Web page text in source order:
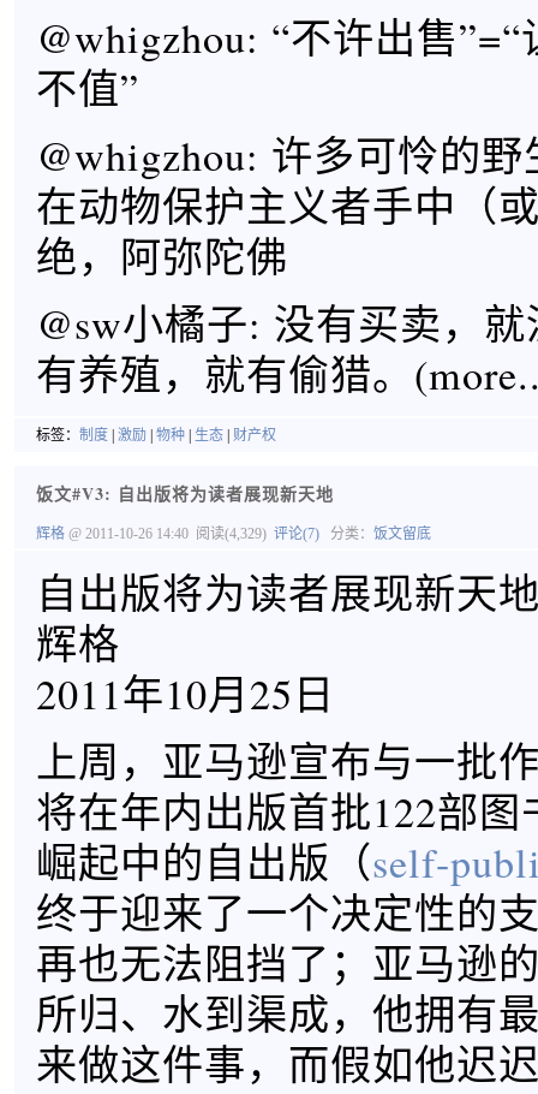
@whigzhou: “不许出售
不值”
@whigzhou: 许多可怜的
在动物保护主义者手中（
绝，阿弥陀佛
@sw小橘子: 没有买卖，
有养殖，就有偷猎。
标签： 制度 激励 物种 生态 财产权
饭文#V3: 自出版将为读者展现新天地
辉格 @ 2011-10-26 14:40 阅读(4,329) 评论(7) 分类： 饭文留底
自出版将为读者展现新天
辉格
2011年10月25日
上周，亚马逊宣布与一批
将在年内出版首批122部
崛起中的自出版（self-
终于迎来了一个决定性的
再也无法阻挡了；亚马逊
所归、水到渠成，他拥有
来做这件事，而假如他迟